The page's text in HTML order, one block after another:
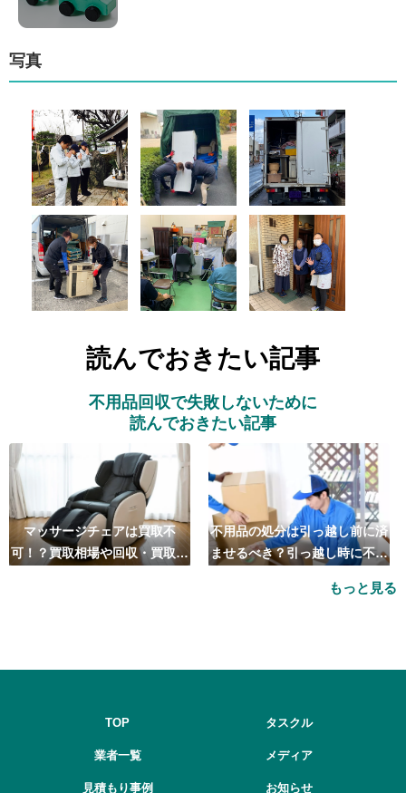
写真
読んでおきたい記事
不用品回収で失敗しないために
読んでおきたい記事
マッサージチェアは買取不
可！？買取相場や回収・買取の
不用品の処分は引っ越し前に済
ませるべき？引っ越し時に不用
もっと見る
TOP
業者一覧
見積もり事例
タスクル
メディア
お知らせ